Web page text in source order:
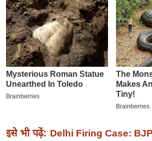
इ
म
ई
-
पे
प
र
ल
इसे भी पढ़ें: Delhi Firing Case: